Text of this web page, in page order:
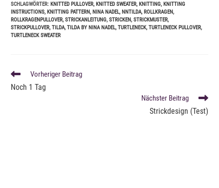
SCHLAGWÖRTER: KNITTED PULLOVER, KNITTED SWEATER, KNITTING, KNITTING
INSTRUCTIONS, KNITTING PATTERN, NINA NADEL, NNTILDA, ROLLKRAGEN,
ROLLKRAGENPULLOVER, STRICKANLEITUNG, STRICKEN, STRICKMUSTER,
STRICKPULLOVER, TILDA, TILDA BY NINA NADEL, TURTLENECK, TURTLENECK PULLOVER,
TURTLENECK SWEATER
WEITERE
ARTIKEL
ANSEHEN
Vorheriger Beitrag
Noch 1 Tag
Nächster Beitrag
Strickdesign (Test)